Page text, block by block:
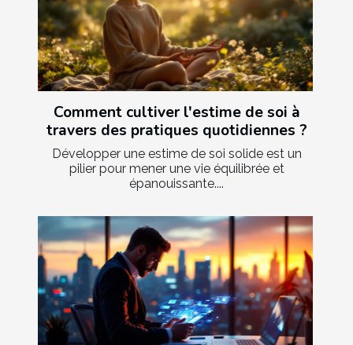
Comment cultiver l'estime de soi à
travers des pratiques quotidiennes ?
Développer une estime de soi solide est un
pilier pour mener une vie équilibrée et
épanouissante....